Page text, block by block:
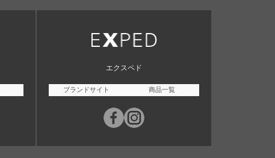
エクスペド
ブランドサイト 商品一覧